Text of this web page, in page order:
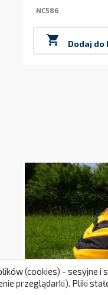
NC586
 Dodaj do
(cookies) - sesyjne
przeglądarki). Pliki